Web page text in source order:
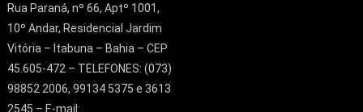
Rua Paraná, nº 66, Aptº 1001,
10º Andar, Residencial Jardim
Vitória – Itabuna – Bahia – CEP
45.605-472 – TELEFONES: (073)
98852 2006, 99134 5375 e 3613
2545 – E-mail: